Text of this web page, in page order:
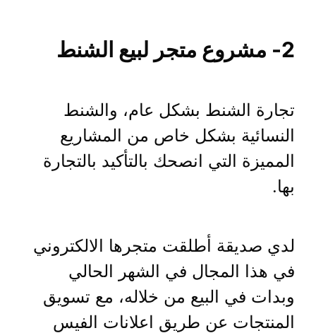
2- مشروع متجر لبيع الشنط
تجارة الشنط بشكل عام، والشنط
النسائية بشكل خاص من المشاريع
المميزة التي انصحك بالتأكيد بالتجارة
بها.
لدي صديقة أطلقت متجرها الالكتروني
في هذا المجال في الشهر الحالي
وبدات في البيع من خلاله، مع تسويق
المنتجات عن طريق اعلانات الفيس